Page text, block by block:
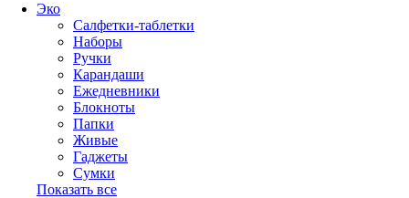
Эко
Салфетки-таблетки
Наборы
Ручки
Карандаши
Ежедневники
Блокноты
Папки
Живые
Гаджеты
Сумки
Показать все